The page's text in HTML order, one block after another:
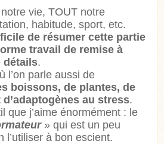
vie, TOUT notre
habitude, sport, etc.
de résumer cette partie
travail de remise à
détails.
l’on parle aussi de
boissons, de plantes, de
au stress.
que j’aime énormément : le
» qui est un peu
l’utiliser à bon escient.